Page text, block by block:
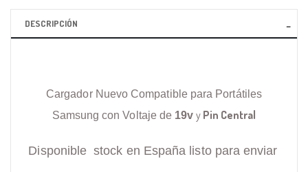
DESCRIPCIÓN
Cargador Nuevo Compatible para Portátiles
Samsung con Voltaje de 19v y Pin Central
Disponible stock en España listo para enviar